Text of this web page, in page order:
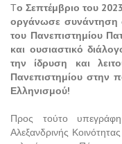
Το Σεπτέμβριο του
οργάνωσε συνάντηση
του Πανεπιστημίου
και ουσιαστικό
την ίδρυση και
Πανεπιστημίου στην
Ελληνισμού!
Προς τούτο
Αλεξανδρινής